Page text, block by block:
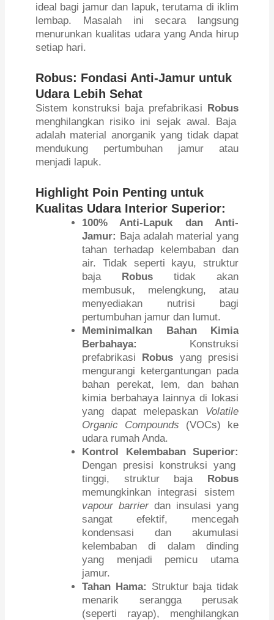
ideal bagi jamur dan lapuk, terutama di iklim
lembap. Masalah ini secara langsung
menurunkan kualitas udara yang Anda hirup
setiap hari.
Robus: Fondasi Anti-Jamur untuk
Udara Lebih Sehat
Sistem konstruksi baja prefabrikasi Robus
menghilangkan risiko ini sejak awal. Baja
adalah material anorganik yang tidak dapat
mendukung pertumbuhan jamur atau
menjadi lapuk.
Highlight Poin Penting untuk
Kualitas Udara Interior Superior:
100% Anti-Lapuk dan Anti-
Jamur: Baja adalah material yang
tahan terhadap kelembaban dan
air. Tidak seperti kayu, struktur
baja Robus tidak akan
membusuk, melengkung, atau
menyediakan nutrisi bagi
pertumbuhan jamur dan lumut.
Meminimalkan Bahan Kimia
Berbahaya:
Konstruksi
prefabrikasi Robus yang presisi
mengurangi ketergantungan pada
bahan perekat, lem, dan bahan
kimia berbahaya lainnya di lokasi
yang dapat melepaskan Volatile
Organic Compounds (VOCs) ke
udara rumah Anda.
Kontrol Kelembaban Superior:
Dengan presisi konstruksi yang
tinggi, struktur baja Robus
memungkinkan integrasi sistem
vapour barrier dan insulasi yang
sangat efektif, mencegah
kondensasi dan akumulasi
kelembaban di dalam dinding
yang menjadi pemicu utama
jamur.
Tahan Hama: Struktur baja tidak
menarik serangga perusak
(seperti rayap), menghilangkan